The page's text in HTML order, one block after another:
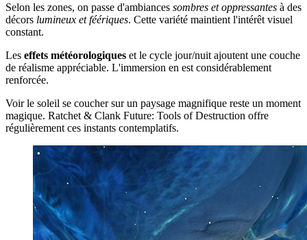
Selon les zones, on passe d'ambiances sombres et oppressantes à des
décors lumineux et féériques. Cette variété maintient l'intérêt visuel
constant.
Les effets météorologiques et le cycle jour/nuit ajoutent une couche
de réalisme appréciable. L'immersion en est considérablement
renforcée.
Voir le soleil se coucher sur un paysage magnifique reste un moment
magique. Ratchet & Clank Future: Tools of Destruction offre
régulièrement ces instants contemplatifs.